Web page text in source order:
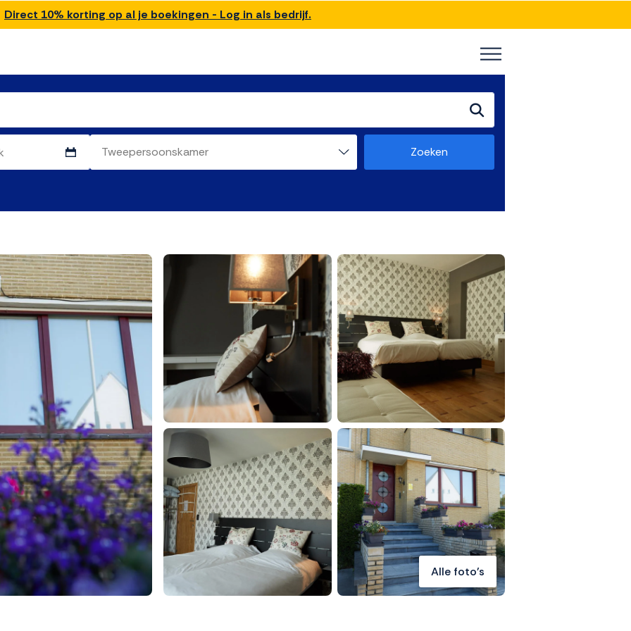
Direct 10% korting op al je boekingen - Log in als bedrijf.
Zoeken
Alle foto's